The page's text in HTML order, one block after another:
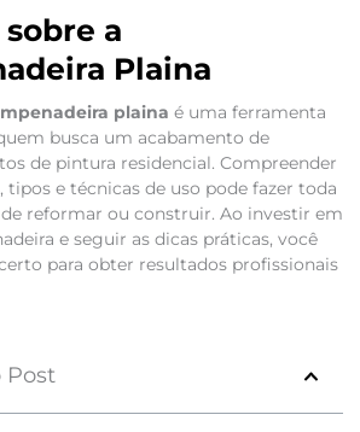
a
Plaina
plaina é uma ferramenta
busca um acabamento de
de pintura residencial. Compreender
tipos e técnicas de uso pode fazer toda
reformar ou construir. Ao investir em
e seguir as dicas práticas, você
para obter resultados profissionais
Post